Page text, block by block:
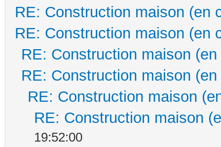
RE: Construction maison (en
RE: Construction maison (en
RE: Construction maison
RE: Construction maison
RE: Construction maison
RE: Construction maison
19:52:00